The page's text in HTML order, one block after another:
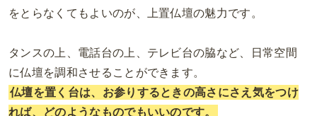
をとらなくてもよいのが、上置仏壇の魅力です。
タンスの上、電話台の上、テレビ台の脇など、日常空間
に仏壇を調和させることができます。
仏壇を置く台は、お参りするときの高さにさえ気をつけ
れば、どのようなものでもいいのです。